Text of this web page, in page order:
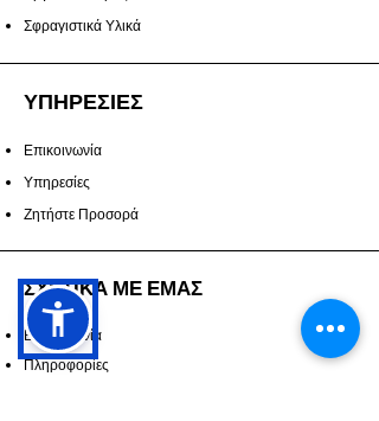
Σφραγιστικά Υλικά
ΥΠΗΡΕΣΙΕΣ
Επικοινωνία
Υπηρεσίες
Ζητήστε Προσορά
ΣΧΕΤΙΚΑ ΜΕ ΕΜΑΣ
Επικοινωνία
Πληροφορίες